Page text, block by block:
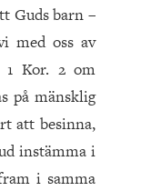
Guds barn –
med oss av
1 Kor. 2 om
på mänsklig
att besinna,
instämma i
i samma